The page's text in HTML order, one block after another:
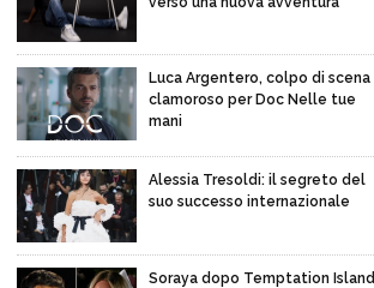
Luca Argentero, colpo di scena
clamoroso per Doc Nelle tue
mani
Alessia Tresoldi: il segreto del
suo successo internazionale
Soraya dopo Temptation Island